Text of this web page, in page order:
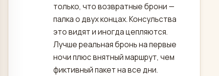
только, что возвратные брони —
палка о двух концах. Консульства
это видят и иногда цепляются.
Лучше реальная бронь на первые
ночи плюс внятный маршрут, чем
фиктивный пакет на все дни.